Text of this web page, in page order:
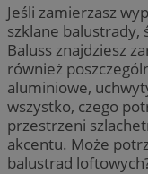
Jeśli zamierzasz
szklane balustrady,
Baluss znajdziesz
również
aluminiowe,
wszystko, czego
przestrzeni
akcentu. Może
balustrad